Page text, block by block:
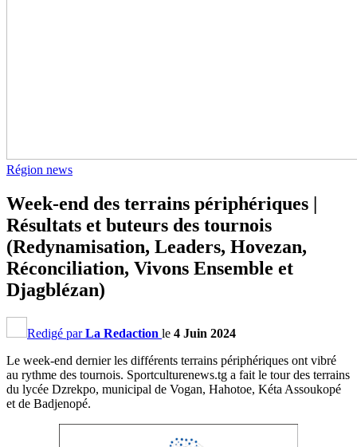
Région news
Week-end des terrains périphériques |
Résultats et buteurs des tournois
(Redynamisation, Leaders, Hovezan,
Réconciliation, Vivons Ensemble et
Djagblézan)
Redigé parLa Redaction le 4 Juin 2024
Le week-end dernier les différents terrains périphériques ont vibré
au rythme des tournois. Sportculturenews.tg a fait le tour des terrains
du lycée Dzrekpo, municipal de Vogan, Hahotoe, Kéta Assoukopé
et de Badjenopé.